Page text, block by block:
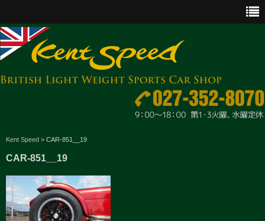
CAR SALES
PARTS
ENGINE MAINTENANCE
OTHER WORKS
Kent Speed > CAR-851__19
CAR-851__19